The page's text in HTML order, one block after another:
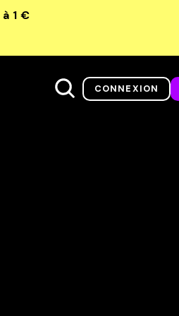
à 1 €
CONNEXION